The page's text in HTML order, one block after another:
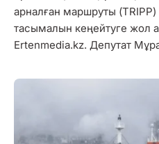
арналған маршруты
тасымалын кеңейтуге жол
Ertenmedia.kz. Депутат